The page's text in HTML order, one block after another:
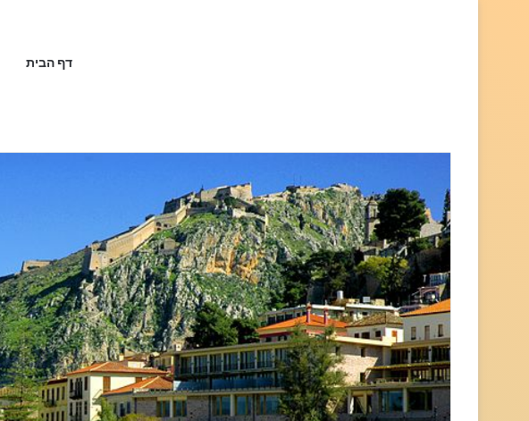
דף הבית